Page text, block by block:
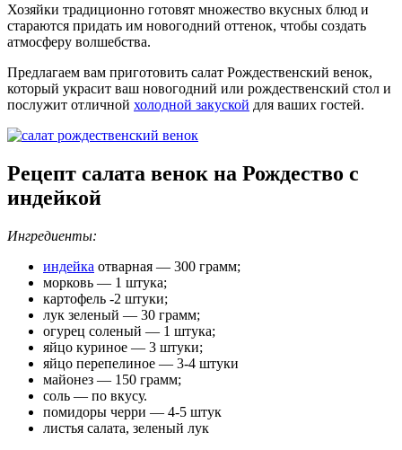
Хозяйки традиционно готовят множество вкусных блюд и
стараются придать им новогодний оттенок, чтобы создать
атмосферу волшебства.
Предлагаем вам приготовить салат Рождественский венок,
который украсит ваш новогодний или рождественский стол и
послужит отличной холодной закуской для ваших гостей.
Рецепт салата венок на Рождество с
индейкой
Ингредиенты:
индейка отварная — 300 грамм;
морковь — 1 штука;
картофель -2 штуки;
лук зеленый — 30 грамм;
огурец соленый — 1 штука;
яйцо куриное — 3 штуки;
яйцо перепелиное — 3-4 штуки
майонез — 150 грамм;
соль — по вкусу.
помидоры черри — 4-5 штук
листья салата, зеленый лук